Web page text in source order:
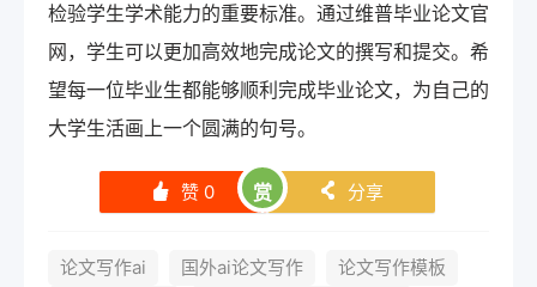
检验学生学术能力的重要标准。通过维普毕业论文官
网，学生可以更加高效地完成论文的撰写和提交。希
望每一位毕业生都能够顺利完成毕业论文，为自己的
大学生活画上一个圆满的句号。
󰄼 赞 0 赏 󰄯 分享
论文写作ai 国外ai论文写作
论文写作模板